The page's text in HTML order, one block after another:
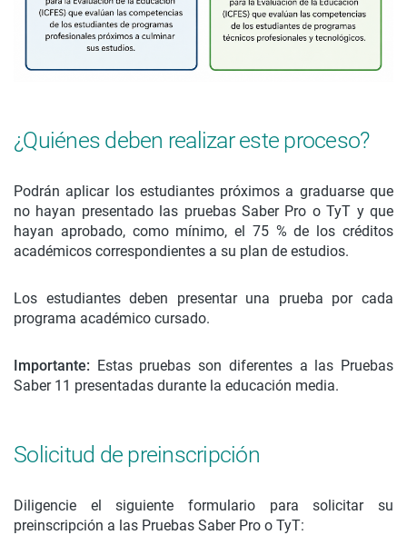
¿Quiénes deben realizar este proceso?
Podrán aplicar los estudiantes próximos a graduarse que
no hayan presentado las pruebas Saber Pro o TyT y que
hayan aprobado, como mínimo, el 75 % de los créditos
académicos correspondientes a su plan de estudios.
Los estudiantes deben presentar una prueba por cada
programa académico cursado.
Importante: Estas pruebas son diferentes a las Pruebas
Saber 11 presentadas durante la educación media.
Solicitud de preinscripción
Diligencie el siguiente formulario para solicitar su
preinscripción a las Pruebas Saber Pro o TyT: